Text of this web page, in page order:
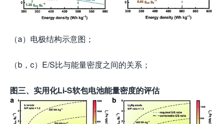
（a）电极结构示意图；
（b，c）E/S比与能量密度之间的关系；
图三、 实用化Li-S软包电池能量密度的评估